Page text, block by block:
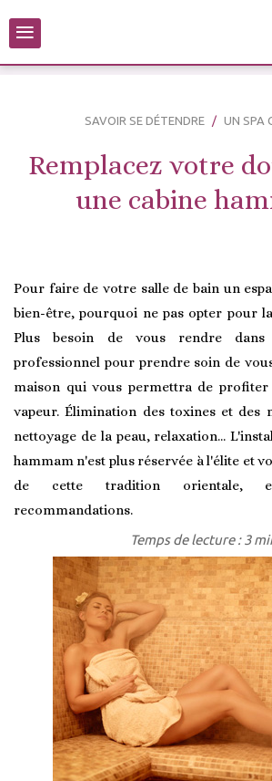
≡
SAVOIR SE DÉTENDRE UN SPA
Remplacez votre
une cabine
Pour faire de votre salle de bain un
bien-être, pourquoi ne pas opter pour
Plus besoin de vous rendre dans
professionnel pour prendre soin de
maison qui vous permettra de
vapeur. Élimination des toxines et des
nettoyage de la peau, relaxation…
hammam n'est plus réservée à l'élite et
de cette tradition orientale,
recommandations.
Temps de lecture : 3